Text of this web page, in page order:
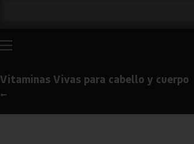
Vitaminas Vivas para cabello y cuerpo